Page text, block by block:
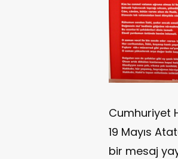
Cumhuriyet
19 Mayıs
bir mesaj